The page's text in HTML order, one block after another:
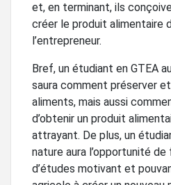
et, en terminant, ils
créer le produit alimentaire
l’entrepreneur.
Bref, un étudiant en GTEA
saura comment préserver
aliments, mais aussi
d’obtenir un produit
attrayant. De plus, un
nature aura l’opportunité
d’études motivant et